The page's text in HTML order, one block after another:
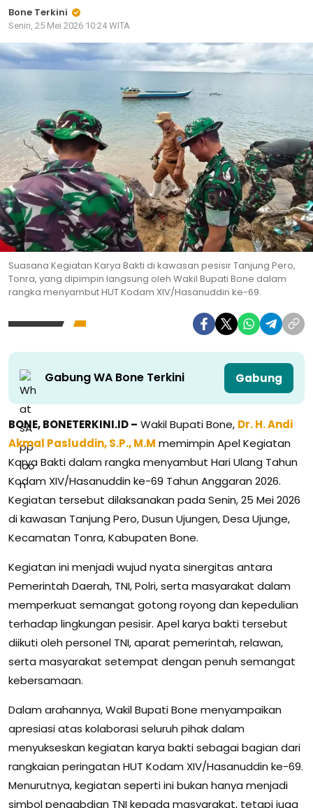
Bone Terkini
Senin, 25 Mei 2026 10:24 WITA
Suasana Kegiatan Karya Bakti di kawasan pesisir Tanjung Pero,
Tonra, yang dipimpin langsung oleh Wakil Bupati Bone dalam
rangka menyambut HUT Kodam XIV/Hasanuddin ke-69.
Gabung WA Bone Terkini Gabung
BONE, BONETERKINI.ID – Wakil Bupati Bone, Dr. H. Andi
Akmal Pasluddin, S.P., M.M memimpin Apel Kegiatan
Karya Bakti dalam rangka menyambut Hari Ulang Tahun
Kodam XIV/Hasanuddin ke-69 Tahun Anggaran 2026.
Kegiatan tersebut dilaksanakan pada Senin, 25 Mei 2026
di kawasan Tanjung Pero, Dusun Ujungen, Desa Ujunge,
Kecamatan Tonra, Kabupaten Bone.
Kegiatan ini menjadi wujud nyata sinergitas antara
Pemerintah Daerah, TNI, Polri, serta masyarakat dalam
memperkuat semangat gotong royong dan kepedulian
terhadap lingkungan pesisir. Apel karya bakti tersebut
diikuti oleh personel TNI, aparat pemerintah, relawan,
serta masyarakat setempat dengan penuh semangat
kebersamaan.
Dalam arahannya, Wakil Bupati Bone menyampaikan
apresiasi atas kolaborasi seluruh pihak dalam
menyukseskan kegiatan karya bakti sebagai bagian dari
rangkaian peringatan HUT Kodam XIV/Hasanuddin ke-69.
Menurutnya, kegiatan seperti ini bukan hanya menjadi
simbol pengabdian TNI kepada masyarakat, tetapi juga